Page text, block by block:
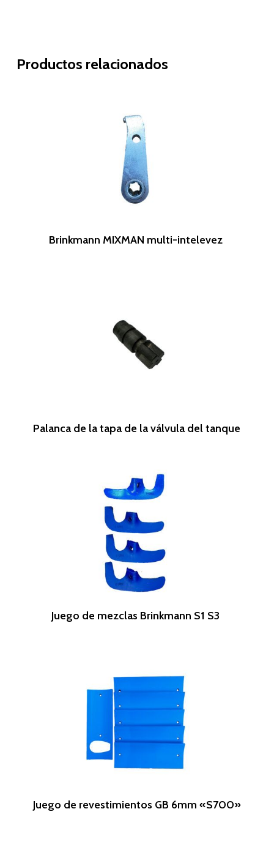
Productos relacionados
Leer Más
Brinkmann MIXMAN multi-intelevez
Leer Más
Palanca de la tapa de la válvula del tanque
Leer Más
Juego de mezclas Brinkmann S1 S3
Leer Más
Juego de revestimientos GB 6mm «S700»